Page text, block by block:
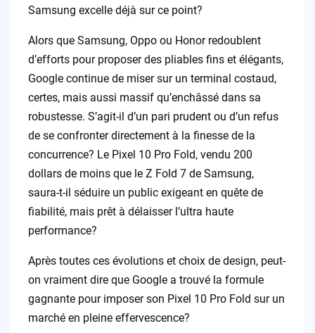
Samsung excelle déjà sur ce point?
Alors que Samsung, Oppo ou Honor redoublent
d’efforts pour proposer des pliables fins et élégants,
Google continue de miser sur un terminal costaud,
certes, mais aussi massif qu’enchâssé dans sa
robustesse. S’agit-il d’un pari prudent ou d’un refus
de se confronter directement à la finesse de la
concurrence? Le Pixel 10 Pro Fold, vendu 200
dollars de moins que le Z Fold 7 de Samsung,
saura-t-il séduire un public exigeant en quête de
fiabilité, mais prêt à délaisser l’ultra haute
performance?
Après toutes ces évolutions et choix de design, peut-
on vraiment dire que Google a trouvé la formule
gagnante pour imposer son Pixel 10 Pro Fold sur un
marché en pleine effervescence?